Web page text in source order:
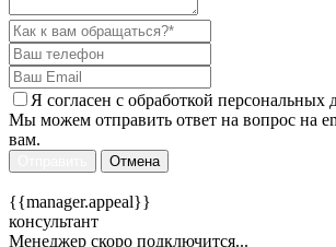
Я согласен c обработкой персональных
Мы можем отправить ответ на вопрос на
вам.
Отмена
{{manager.appeal}}
консультант
Менеджер скоро подключится...